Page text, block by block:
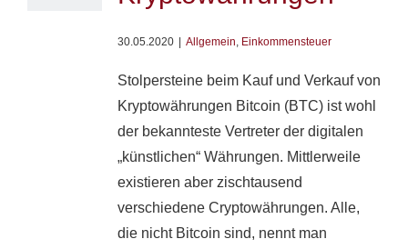
30.05.2020 | Allgemein Einkommensteuer
Stolpersteine beim Kauf und Verkauf von
Kryptowährungen Bitcoin (BTC) ist wohl
der bekannteste Vertreter der digitalen
„künstlichen“ Währungen. Mittlerweile
existieren aber zischtausend
verschiedene Cryptowährungen. Alle,
die nicht Bitcoin sind, nennt man